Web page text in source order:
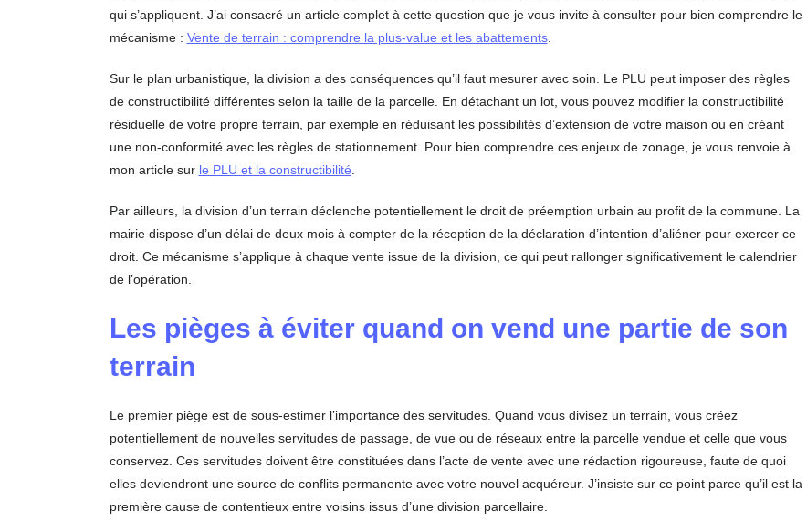
qui s’appliquent. J’ai consacré un article complet à cette question que je vous invite à consulter pour bien comprendre le
mécanisme : Vente de terrain : comprendre la plus-value et les abattements.
Sur le plan urbanistique, la division a des conséquences qu’il faut mesurer avec soin. Le PLU peut imposer des règles
de constructibilité différentes selon la taille de la parcelle. En détachant un lot, vous pouvez modifier la constructibilité
résiduelle de votre propre terrain, par exemple en réduisant les possibilités d’extension de votre maison ou en créant
une non-conformité avec les règles de stationnement. Pour bien comprendre ces enjeux de zonage, je vous renvoie à
mon article sur le PLU et la constructibilité
Par ailleurs, la division d’un terrain déclenche potentiellement le droit de préemption urbain au profit de la commune. La
mairie dispose d’un délai de deux mois à compter de la réception de la déclaration d’intention d’aliéner pour exercer ce
droit. Ce mécanisme s’applique à chaque vente issue de la division, ce qui peut rallonger significativement le calendrier
de l’opération.
Les pièges à éviter quand on vend une partie de son
terrain
Le premier piège est de sous-estimer l’importance des servitudes. Quand vous divisez un terrain, vous créez
potentiellement de nouvelles servitudes de passage, de vue ou de réseaux entre la parcelle vendue et celle que vous
conservez. Ces servitudes doivent être constituées dans l’acte de vente avec une rédaction rigoureuse, faute de quoi
elles deviendront une source de conflits permanente avec votre nouvel acquéreur. J’insiste sur ce point parce qu’il est la
première cause de contentieux entre voisins issus d’une division parcellaire.